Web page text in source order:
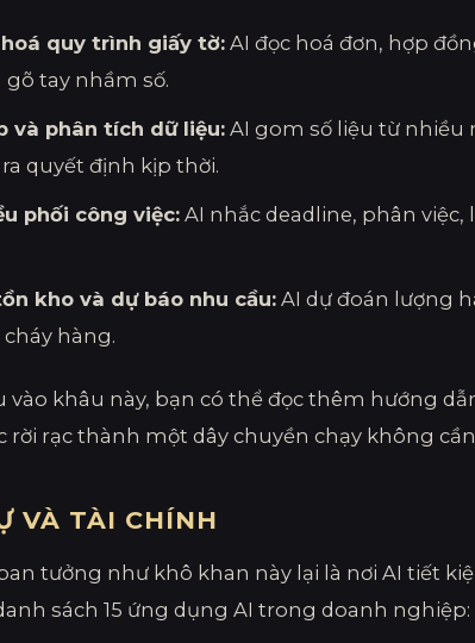
quy trình giấy tờ:AI đọc hoá đơn, hợp
gõ tay nhầm số.
và phân tích dữ liệu: AI gom số liệu từ
quyết định kịp thời.
phối công việc: AI nhắc deadline, phân
kho và dự báo nhu cầu: AI dự đoán lượng
hàng.
vào khâu này, bạn có thể đọc thêm hướng
rời rạc thành một dây chuyền chạy không
VÀ TÀI CHÍNH
tưởng như khô khan này lại là nơi AI tiết
sách 15 ứng dụng AI trong doanh nghiệp: